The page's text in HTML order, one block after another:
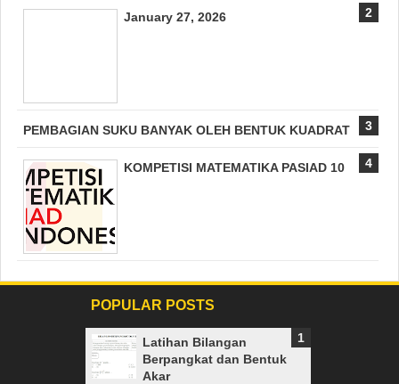
January 27, 2026
PEMBAGIAN SUKU BANYAK OLEH BENTUK KUADRAT
KOMPETISI MATEMATIKA PASIAD 10
POPULAR POSTS
Latihan Bilangan
Berpangkat dan Bentuk
Akar